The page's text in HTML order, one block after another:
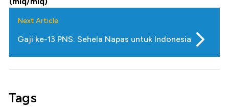
Next Article
Gaji ke-13 PNS: Sehela Napas untuk Indonesia
Tags